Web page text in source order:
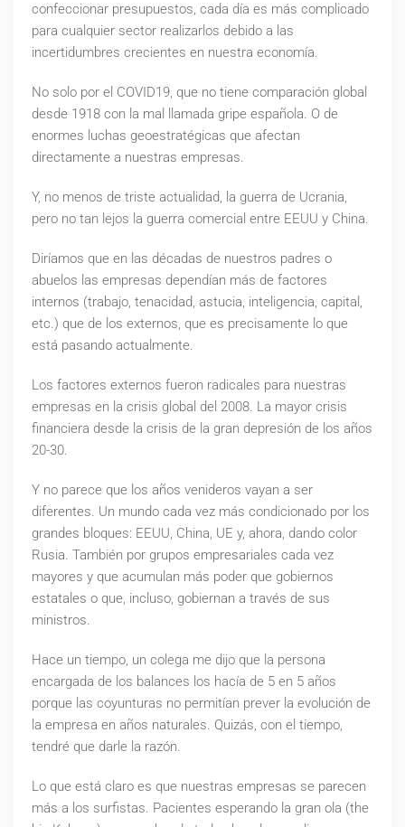
confeccionar presupuestos, cada día es más complicado
para cualquier sector realizarlos debido a las
incertidumbres crecientes en nuestra economía.
No solo por el COVID19, que no tiene comparación global
desde 1918 con la mal llamada gripe española. O de
enormes luchas geoestratégicas que afectan
directamente a nuestras empresas.
Y, no menos de triste actualidad, la guerra de Ucrania,
pero no tan lejos la guerra comercial entre EEUU y China.
Diríamos que en las décadas de nuestros padres o
abuelos las empresas dependían más de factores
internos (trabajo, tenacidad, astucia, inteligencia, capital,
etc.) que de los externos, que es precisamente lo que
está pasando actualmente.
Los factores externos fueron radicales para nuestras
empresas en la crisis global del 2008. La mayor crisis
financiera desde la crisis de la gran depresión de los años
20-30.
Y no parece que los años venideros vayan a ser
diferentes. Un mundo cada vez más condicionado por los
grandes bloques: EEUU, China, UE y, ahora, dando color
Rusia. También por grupos empresariales cada vez
mayores y que acumulan más poder que gobiernos
estatales o que, incluso, gobiernan a través de sus
ministros.
Hace un tiempo, un colega me dijo que la persona
encargada de los balances los hacía de 5 en 5 años
porque las coyunturas no permitían prever la evolución de
la empresa en años naturales. Quizás, con el tiempo,
tendré que darle la razón.
Lo que está claro es que nuestras empresas se parecen
más a los surfistas. Pacientes esperando la gran ola (the